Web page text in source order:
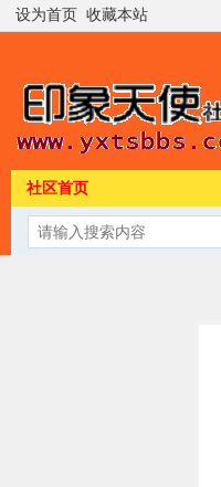
设为首页 收藏本站
社区首页